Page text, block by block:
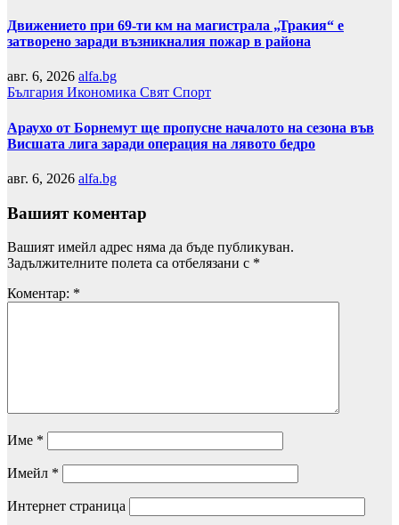
Движението при 69-ти км на магистрала „Тракия“ е
затворено заради възникналия пожар в района
авг. 6, 2026 alfa.bg
България Икономика Свят Спорт
Араухо от Борнемут ще пропусне началото на сезона във
Висшата лига заради операция на лявото бедро
авг. 6, 2026 alfa.bg
Вашият коментар
Вашият имейл адрес няма да бъде публикуван.
Задължителните полета са отбелязани с *
Коментар: *
Име *
Имейл *
Интернет страница